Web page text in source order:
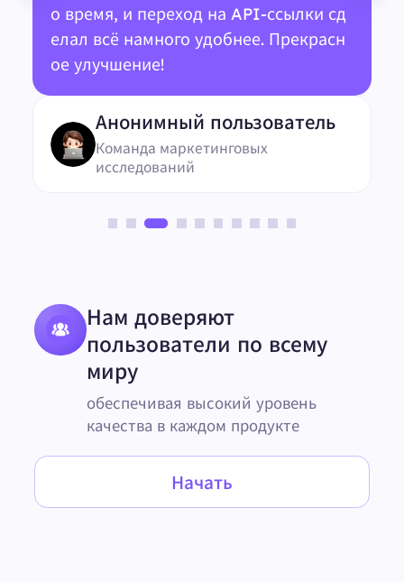
о время, и переход на API-ссылки сд
елал всё намного удобнее. Прекрасн
ое улучшение!
Анонимный пользователь
Команда маркетинговых
исследований
Нам доверяют
пользователи по всему
миру
обеспечивая высокий уровень
качества в каждом продукте
Начать